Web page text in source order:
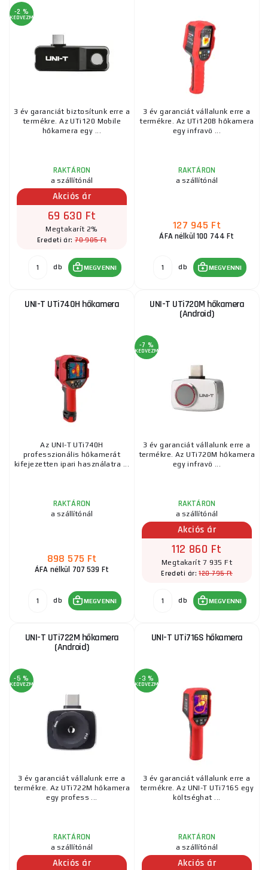
-2 %
KEDVEZMÉNY
3 év garanciát biztosítunk erre a
termékre. Az UTi120 Mobile
hőkamera egy ...
RAKTÁRON
a szállítónál
Akciós ár
69 630 Ft
Megtakarít 2%
Eredeti ár:70 985 Ft
db MEGVENNI
3 év garanciát vállalunk erre a
termékre. Az UTi120B hőkamera
egy infravö ...
RAKTÁRON
a szállítónál
127 945 Ft
ÁFA nélkül 100 744 Ft
db MEGVENNI
UNI-T UTi740H hőkamera
Az UNI-T UTi740H
professzionális hőkamerát
kifejezetten ipari használatra ...
RAKTÁRON
a szállítónál
898 575 Ft
ÁFA nélkül 707 539 Ft
db MEGVENNI
UNI-T UTi720M hőkamera
(Android)
-7 %
KEDVEZMÉNY
3 év garanciát vállalunk erre a
termékre. Az UTi720M hőkamera
egy infravö ...
RAKTÁRON
a szállítónál
Akciós ár
112 860 Ft
Megtakarít 7 935 Ft
Eredeti ár:120 795 Ft
db MEGVENNI
UNI-T UTi722M hőkamera
(Android)
-5 %
KEDVEZMÉNY
3 év garanciát vállalunk erre a
termékre. Az UTi722M hőkamera
egy profess ...
RAKTÁRON
a szállítónál
Akciós ár
UNI-T UTi716S hőkamera
-3 %
KEDVEZMÉNY
3 év garanciát vállalunk erre a
termékre. Az UNI-T UTi716S egy
költséghat ...
RAKTÁRON
a szállítónál
Akciós ár